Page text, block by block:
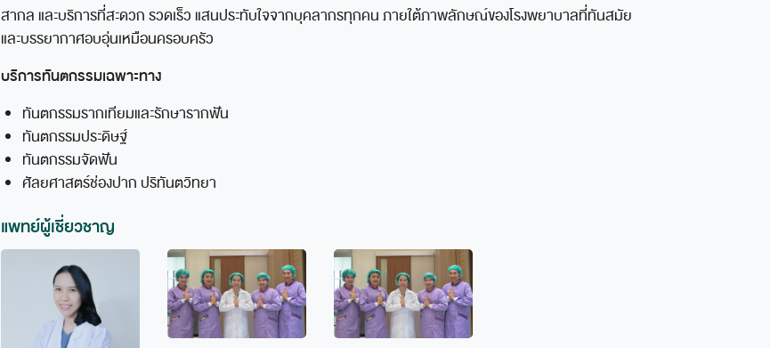
สากล และบริการที่สะดวก รวดเร็ว แสนประทับใจจากบุคลากรทุกคน ภายใต้ภาพลักษณ์ของโรงพยาบาลที่ทันสมัย
และบรรยากาศอบอุ่นเหมือนครอบครัว
บริการทันตกรรมเฉพาะทาง
ทันตกรรมรากเทียมและรักษารากฟัน
ทันตกรรมประดิษฐ์
ทันตกรรมจัดฟัน
ศัลยศาสตร์ช่องปาก ปริทันตวิทยา
แพทย์ผู้เชี่ยวชาญ